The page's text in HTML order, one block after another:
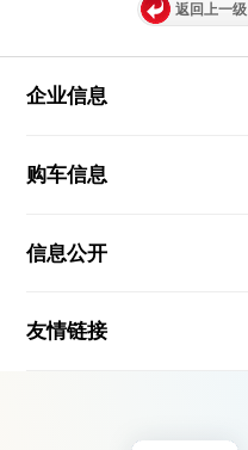
返回上一级
企业信息
购车信息
信息公开
友情链接